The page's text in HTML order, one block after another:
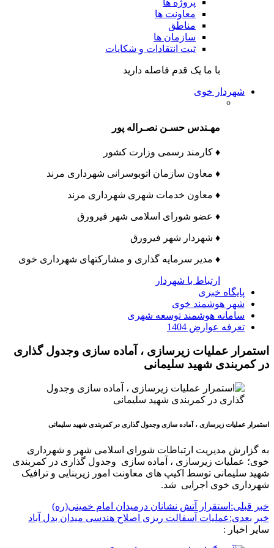
پروژه ها
معاونت ها
مناطق
سازمان ها
ثبت انتقادات و شکایات
با ما یک قدم فاصله دارید
شهردار خوی
مهـندس حسـن نصـراله پور
♦ کارمند رسمی وزارت کشور
♦ معاون سازمان اتوبوسرانی شهرداری مرند
♦ معاون خدمات شهری شهرداری مرند
♦ عضو شورای اسلامی شهر فیرورق
♦ شهردار شهر فیرورق
♦ مدیر سرمایه گذاری و مشارکتهای شهرداری خوی
ارتباط با شهردار
پایگاه خبری
شهر هوشمند خوی
سامانه هوشمند توسعه شهری
تعرفه عوارض 1404
استمرار عملیات زیرسازی ، آماده سازی وجدول گذاری
در کمربندی شهید سلیمانی
استمرار عملیات زیرسازی ، آماده سازی وجدول گذاری در کمربندی شهید سلیمانی
به گزارش مدیریت ارتباطات شورای اسلامی شهر و شهرداری
خوی؛ عملیات زیرسازی ، آماده سازی وجدول گذاری در کمربندی
شهید سلیمانی توسط اکیپ های معاونت امور زیربنایی و ترافیک
شهرداری خوی اجرایی شد.
خبر قبلی: استقرار آتش نشانان درمیدان امام خمینی(ره)
خبر بعدی:عملیات آسفالت ریزی اصلاح هندسی میدان بدل آباد
سایر اخبار :